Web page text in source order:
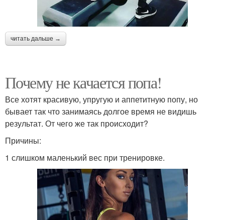
читать дальше →
Почему не качается попа!
Все хотят красивую, упругую и аппетитную попу, но
бывает так что занимаясь долгое время не видишь
результат. От чего же так происходит?
Причины:
1 слишком маленький вес при тренировке.